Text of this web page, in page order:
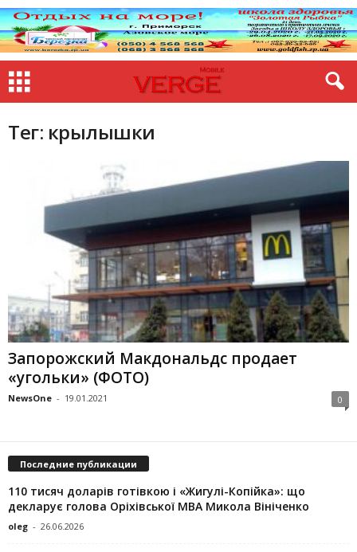
Тег: крылышки
Запорожский Макдональдс продает
«угольки» (ФОТО)
NewsOne - 19.01.2021 0
Последние публикации
110 тисяч доларів готівкою і «Жигулі-Копійка»: що
декларує голова Оріхівської МВА Микола Вініченко
oleg - 26.06.2026